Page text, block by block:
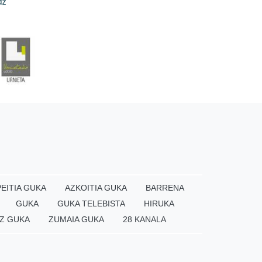
GUKA AZKOITIA GUKA
BARRENA
GUKA GUKA TELEBISTA
HIRUKA
GUKA ZUMAIA GUKA 28 KANALA